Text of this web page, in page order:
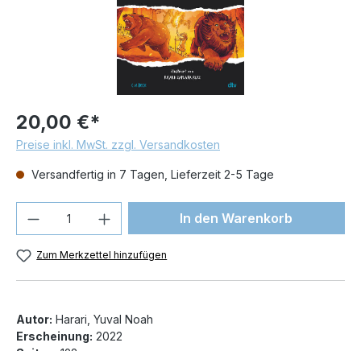
20,00 €*
Preise inkl. MwSt. zzgl. Versandkosten
Versandfertig in 7 Tagen, Lieferzeit 2-5 Tage
Produkt Anzahl: Gib denIn den Warenkorb
Zum Merkzettel hinzufügen
Autor: Harari, Yuval Noah
Erscheinung: 2022